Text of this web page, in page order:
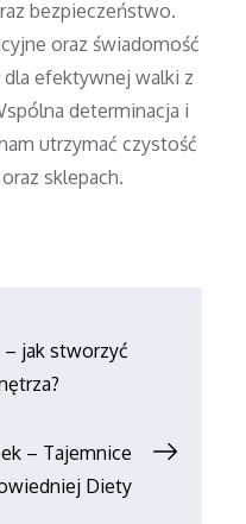
bezpieczeństwo.
oraz świadomość
efektywnej walki z
determinacja i
utrzymać czystość
sklepach.
jak stworzyć
– Tajemnice
Diety